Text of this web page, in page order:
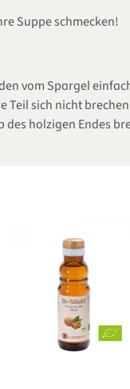
Suppe schmecken!
vom Spargel
Teil sich nicht
holzigen Endes